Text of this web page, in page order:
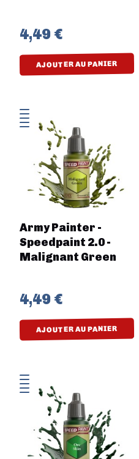
4,49 €
AJOUTER AU PANIER
Army Painter -
Speedpaint 2.0 -
Malignant Green
4,49 €
AJOUTER AU PANIER